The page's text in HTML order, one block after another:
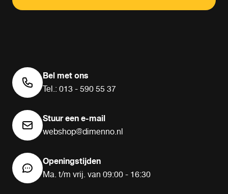
Bel met ons
Tel.: 013 - 590 55 37
Stuur een e-mail
webshop@dimenno.nl
Openingstijden
Ma. t/m vrij. van 09:00 - 16:30